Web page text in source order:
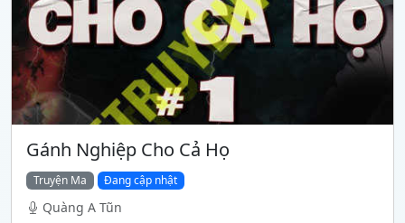
Gánh Nghiệp Cho Cả Họ
Truyện Ma Đang cập nhật
Quàng A Tũn